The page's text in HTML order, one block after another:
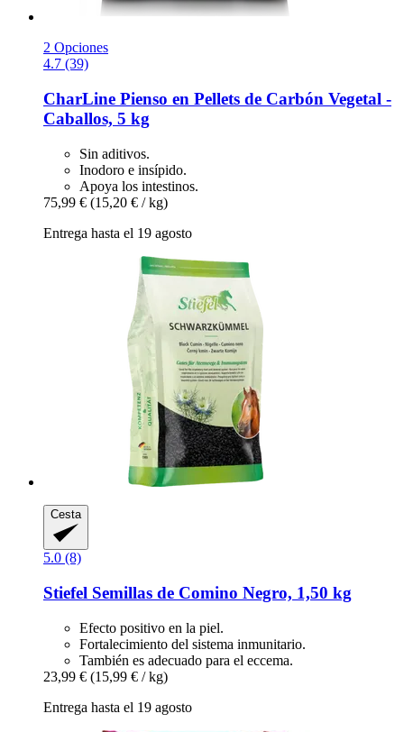
2 Opciones
4.7 (39)
CharLine Pienso en Pellets de Carbón Vegetal -​
Caballos, 5 kg
Sin aditivos.
Inodoro e insípido.
Apoya los intestinos.
75,99 € (15,20 € / kg)
Entrega hasta el 19 agosto
Cesta
5.0 (8)
Stiefel Semillas de Comino Negro, 1,50 kg
Efecto positivo en la piel.
Fortalecimiento del sistema inmunitario.
También es adecuado para el eccema.
23,99 € (15,99 € / kg)
Entrega hasta el 19 agosto